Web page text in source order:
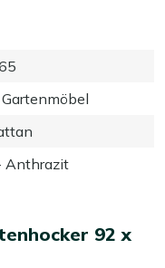
Gartenmöbel
Anthrazit
92 x